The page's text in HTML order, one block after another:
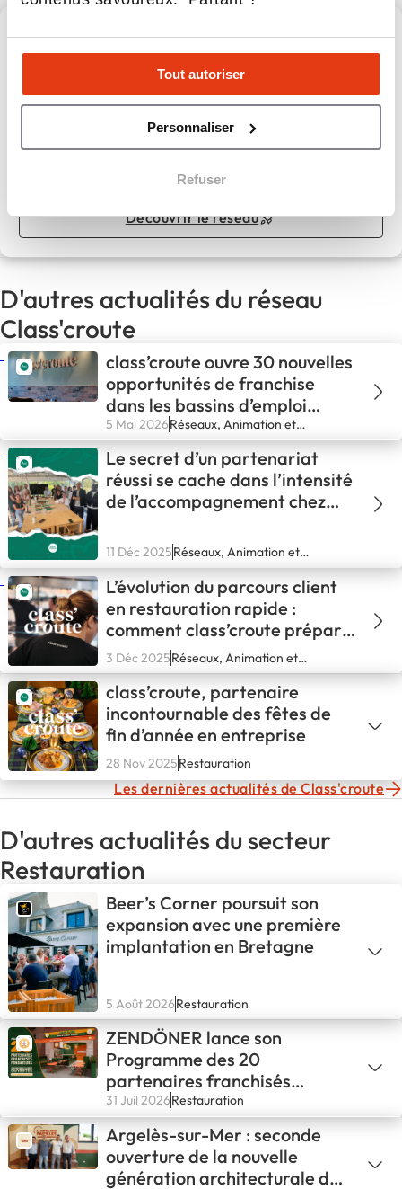
Tout autoriser
Personnaliser
Refuser
Class’croute
Devenez franchisé class’croute et améliorez votre qualité
100 000 €
Découvrir le réseau
D'autres actualités du réseau
Class'croute
class’croute ouvre 30 nouvelles
opportunités de franchise
dans les bassins d’emploi
français !
5 Mai 2026Réseaux, Animation et
communication
Le secret d’un partenariat
réussi se cache dans l’intensité
de l’accompagnement chez
11 Déc 2025Réseaux, Animation et
communication
L’évolution du parcours client
en restauration rapide :
comment class’croute prépare
2025–2026
3 Déc 2025Réseaux, Animation et
communication
class’croute, partenaire
incontournable des fêtes de
fin d’année en entreprise
28 Nov 2025Restauration
Les dernières actualités de Class'croute
D'autres actualités du secteur
Restauration
Beer’s Corner poursuit son
expansion avec une première
implantation en Bretagne
5 Août 2026Restauration
ZENDÖNER lance son
Programme des 20
partenaires franchisés
fondateurs
31 Juil 2026Restauration
Argelès-sur-Mer : seconde
ouverture de la nouvelle
génération architecturale de